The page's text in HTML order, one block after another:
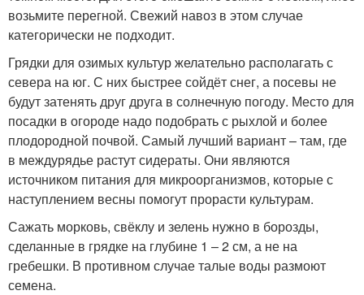
возьмите перегной. Свежий навоз в этом случае
категорически не подходит.
Грядки для озимых культур желательно располагать с
севера на юг. С них быстрее сойдёт снег, а посевы не
будут затенять друг друга в солнечную погоду. Место для
посадки в огороде надо подобрать с рыхлой и более
плодородной почвой. Самый лучший вариант – там, где
в междурядье растут сидераты. Они являются
источником питания для микроорганизмов, которые с
наступлением весны помогут прорасти культурам.
Сажать морковь, свёклу и зелень нужно в борозды,
сделанные в грядке на глубине 1 – 2 см, а не на
гребешки. В противном случае талые воды размоют
семена.